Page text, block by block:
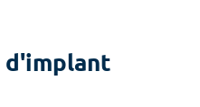
d'implant